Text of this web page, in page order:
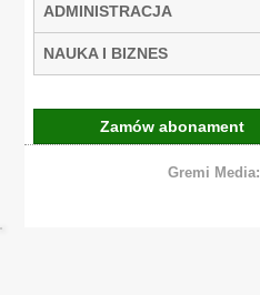
ADMINISTRACJA
NAUKA I BIZNES
Zamów abonament
Gremi Media: